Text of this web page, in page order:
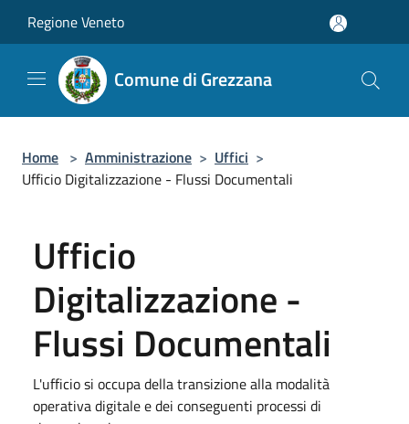
Regione Veneto
Comune di Grezzana
Home > Amministrazione > Uffici >
Ufficio Digitalizzazione - Flussi Documentali
Ufficio
Digitalizzazione -
Flussi Documentali
L'ufficio si occupa della transizione alla modalità
operativa digitale e dei conseguenti processi di